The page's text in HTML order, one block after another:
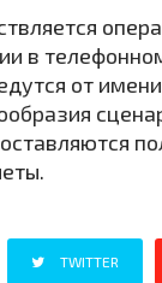
в
от
TWITTER